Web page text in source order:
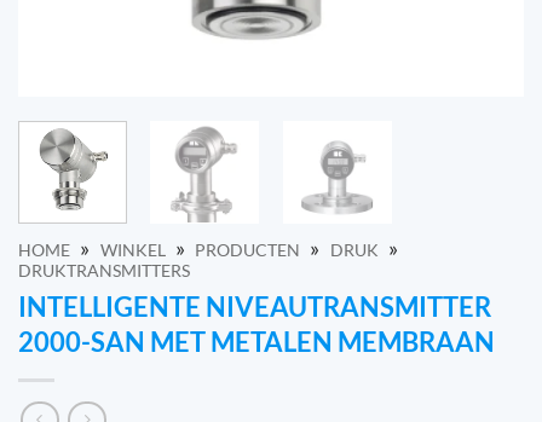
HOME » WINKEL » PRODUCTEN » DRUK »
DRUKTRANSMITTERS
INTELLIGENTE NIVEAUTRANSMITTER
2000-SAN MET METALEN MEMBRAAN